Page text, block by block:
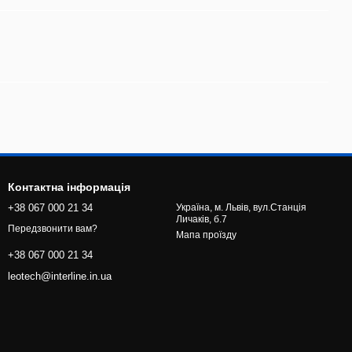
Контактна інформація
+38 067 000 21 34
Передзвонити вам?
+38 067 000 21 34
leotech@interline.in.ua
Україна, м. Львів, вул.Станція
Личаків, б.7
Мапа проїзду